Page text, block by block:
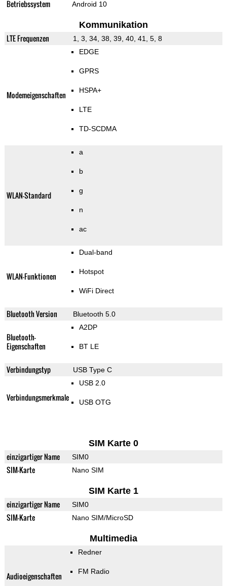
Betriebssystem Android 10
Kommunikation
LTE Frequenzen 1, 3, 34, 38, 39, 40, 41, 5, 8
Modemeigenschaften
EDGE
GPRS
HSPA+
LTE
TD-SCDMA
WLAN-Standard
a
b
g
n
ac
WLAN-Funktionen
Dual-band
Hotspot
WiFi Direct
Bluetooth Version Bluetooth 5.0
Bluetooth-
Eigenschaften
A2DP
BT LE
Verbindungstyp USB Type C
Verbindungsmerkmale
USB 2.0
USB OTG
SIM Karte 0
einzigartiger Name SIM0
SIM-Karte Nano SIM
SIM Karte 1
einzigartiger Name SIM0
SIM-Karte Nano SIM/MicroSD
Multimedia
Audioeigenschaften
Redner
FM Radio